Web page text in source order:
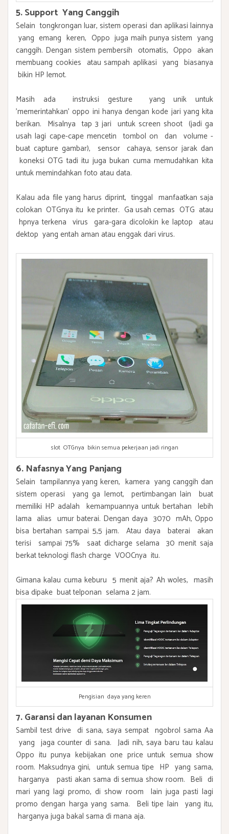
5. Support Yang Canggih
Selain tongkrongan luar, sistem operasi dan aplikasi lainnya
yang emang keren, Oppo juga maih punya sistem yang
canggih. Dengan sistem pembersih otomatis, Oppo akan
membuang cookies atau sampah aplikasi yang biasanya
bikin HP lemot.
Masih ada instruksi gesture yang unik untuk
'memerintahkan' oppo ini hanya dengan kode jari yang kita
berikan. Misalnya tap 3 jari untuk screen shoot (jadi ga
usah lagi cape-cape mencetin tombol on dan volume -
buat capture gambar), sensor cahaya, sensor jarak dan
koneksi OTG tadi itu juga bukan cuma memudahkan kita
untuk memindahkan foto atau data.
Kalau ada file yang harus diprint, tinggal manfaatkan saja
colokan OTGnya itu ke printer. Ga usah cemas OTG atau
hpnya terkena virus gara-gara dicolokin ke laptop atau
dektop yang entah aman atau enggak dari virus.
slot OTGnya bikin semua pekerjaan jadi ringan
6. Nafasnya Yang Panjang
Selain tampilannya yang keren, kamera yang canggih dan
sistem operasi yang ga lemot, pertimbangan lain buat
memiliki HP adalah kemampuannya untuk bertahan lebih
lama alias umur baterai. Dengan daya 3070 mAh, Oppo
bisa bertahan sampai 5,5 jam. Atau daya baterai akan
terisi sampai 75% saat dicharge selama 30 menit saja
berkat teknologi flash charge VOOCnya itu.
Gimana kalau cuma keburu 5 menit aja? Ah woles, masih
bisa dipake buat telponan selama 2 jam.
Pengisian daya yang keren
7. Garansi dan layanan Konsumen
Sambil test drive di sana, saya sempat ngobrol sama Aa
yang jaga counter di sana. Jadi nih, saya baru tau kalau
Oppo itu punya kebijakan one price untuk semua show
room. Maksudnya gini, untuk semua tipe HP yang sama,
harganya pasti akan sama di semua show room. Beli di
mari yang lagi promo, di show room lain juga pasti lagi
promo dengan harga yang sama. Beli tipe lain yang itu,
harganya juga bakal sama di mana aja.